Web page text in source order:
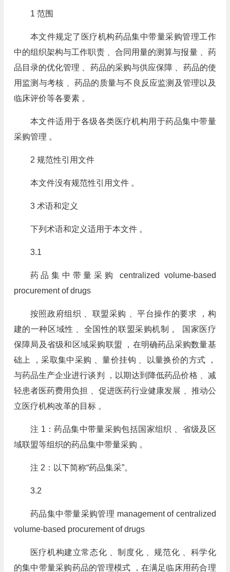
1 范围
本文件规定了医疗机构药品集中带量采购管理工作
中的组织架构与工作职责 、合同用量的测算与报量 、药
品目录的优化管理 、药品的采购与供应保障 、药品的使
用监测与考核 、药品的质量与不良反应监测及管理以及
临床评价等各要素 。
本文件适用于各级各类医疗机构用于药品集中带量
采购管理 。
2 规范性引用文件
本文件没有规范性引用文件 。
3 术语和定义
下列术语和定义适用于本文件 。
3.1
药品集中带量采购 centralized volume⁃based
procurement of drugs
按照政府组织 、联盟采购 、平台操作的要求 ，构
建的一种区域性 、全国性的联盟采购机制 。 国家医疗
保障局及省级和区域采购联盟 ，在明确药品采购数量基
础上 ，采取集中采购 、量价挂钩 、以量换价的方式 ，
与药品生产企业进行谈判 ，以期达到降低药品价格 、减
轻患者医药费用负担 、促进医药行业健康发展 、推动公
立医疗机构改革的目标 。
注 1：药品集中带量采购包括国家组织 、省级及区
域联盟等组织的药品集中带量采购 。
注 2：以下简称“药品集采”。
3.2
药品集中带量采购管理 management of centralized
volume⁃based procurement of drugs
医疗机构建立常态化 、制度化 、规范化 、科学化
的集中带量采购药品的管理模式 ，在满足临床用药合理